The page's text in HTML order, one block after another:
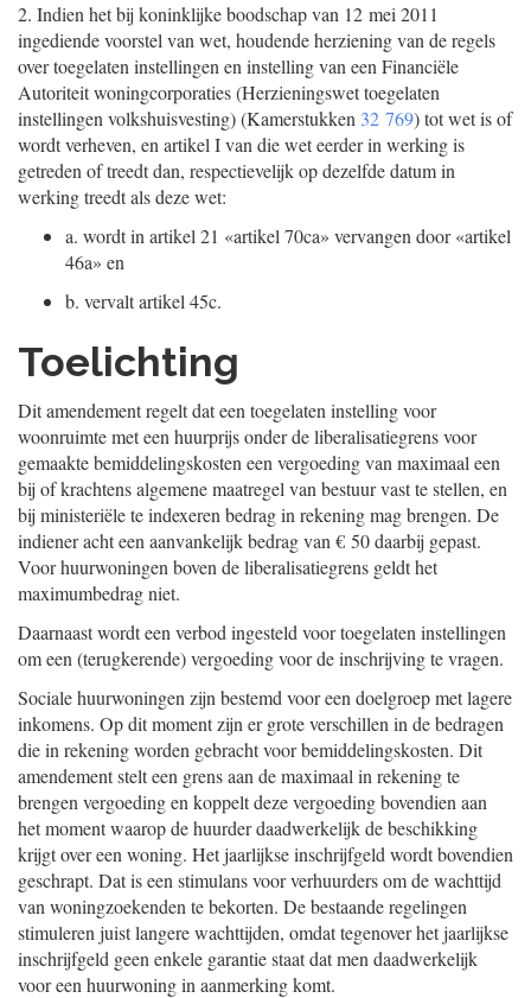
2. Indien het bij koninklijke boodschap van 12 mei 2011
ingediende voorstel van wet, houdende herziening van de regels
over toegelaten instellingen en instelling van een Financiële
Autoriteit woningcorporaties (Herzieningswet toegelaten
instellingen volkshuisvesting) (Kamerstukken 32 769) tot wet is of
wordt verheven, en artikel I van die wet eerder in werking is
getreden of treedt dan, respectievelijk op dezelfde datum in
werking treedt als deze wet:
a. wordt in artikel 21 «artikel 70ca» vervangen door «artikel
46a» en
b. vervalt artikel 45c.
Toelichting
Dit amendement regelt dat een toegelaten instelling voor
woonruimte met een huurprijs onder de liberalisatiegrens voor
gemaakte bemiddelingskosten een vergoeding van maximaal een
bij of krachtens algemene maatregel van bestuur vast te stellen, en
bij ministeriële te indexeren bedrag in rekening mag brengen. De
indiener acht een aanvankelijk bedrag van € 50 daarbij gepast.
Voor huurwoningen boven de liberalisatiegrens geldt het
maximumbedrag niet.
Daarnaast wordt een verbod ingesteld voor toegelaten instellingen
om een (terugkerende) vergoeding voor de inschrijving te vragen.
Sociale huurwoningen zijn bestemd voor een doelgroep met lagere
inkomens. Op dit moment zijn er grote verschillen in de bedragen
die in rekening worden gebracht voor bemiddelingskosten. Dit
amendement stelt een grens aan de maximaal in rekening te
brengen vergoeding en koppelt deze vergoeding bovendien aan
het moment waarop de huurder daadwerkelijk de beschikking
krijgt over een woning. Het jaarlijkse inschrijfgeld wordt bovendien
geschrapt. Dat is een stimulans voor verhuurders om de wachttijd
van woningzoekenden te bekorten. De bestaande regelingen
stimuleren juist langere wachttijden, omdat tegenover het jaarlijkse
inschrijfgeld geen enkele garantie staat dat men daadwerkelijk
voor een huurwoning in aanmerking komt.